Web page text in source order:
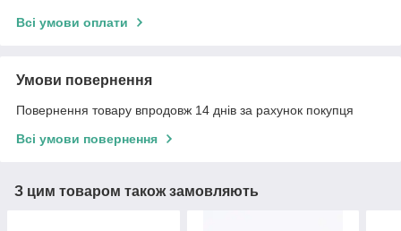
Всі умови оплати
Умови повернення
Повернення товару впродовж 14 днів за рахунок покупця
Всі умови повернення
З цим товаром також замовляють